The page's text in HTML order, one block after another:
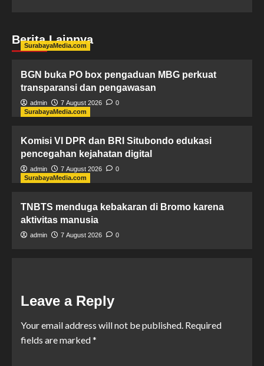
Berita Lainnya
SurabayaMedia.com
BGN buka PO box pengaduan MBG perkuat
transparansi dan pengawasan
admin 7 August 2026
0
SurabayaMedia.com
Komisi VI DPR dan BRI Situbondo edukasi
pencegahan kejahatan digital
admin 7 August 2026
0
SurabayaMedia.com
TNBTS menduga kebakaran di Bromo karena
aktivitas manusia
admin 7 August 2026 0
Leave a Reply
Your email address will not be published. Required
fields are marked*